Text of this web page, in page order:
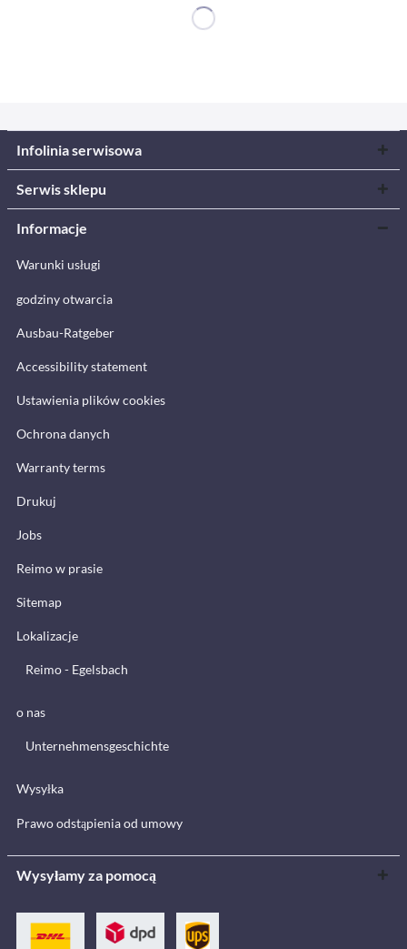
Infolinia serwisowa
Serwis sklepu
Informacje
Warunki usługi
godziny otwarcia
Ausbau-Ratgeber
Accessibility statement
Ustawienia plików cookies
Ochrona danych
Warranty terms
Drukuj
Jobs
Reimo w prasie
Sitemap
Lokalizacje
Reimo - Egelsbach
o nas
Unternehmensgeschichte
Wysyłka
Prawo odstąpienia od umowy
Wysyłamy za pomocą